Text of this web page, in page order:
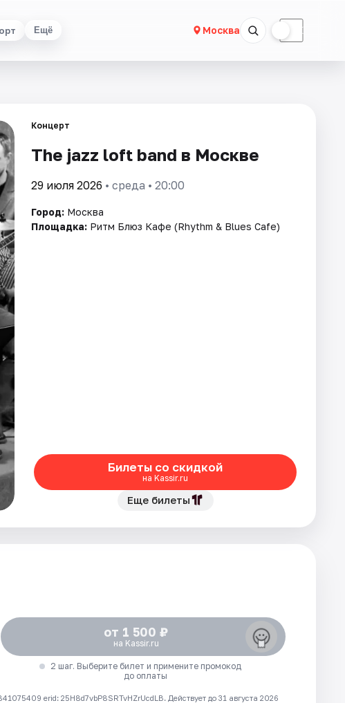
Ещё Москва ☾
Концерт
The jazz loft band в Москве
29 июля 2026 • среда • 20:00
Город: Москва
Площадка: Ритм Блюз Кафе (Rhythm & Blues Cafe)
Билеты со скидкой
на Kassir.ru
Еще билеты
от 1 500 ₽
на Kassir.ru
2 шаг. Выберите билет и примените промокод
до оплаты
erid: 25H8d7vbP8SRTvHZrUcdLB. Действует до 31 августа 2026